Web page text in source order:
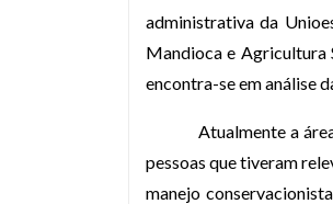
administrativa da
Mandioca e Agricultura
encontra-se em análise
Atualmente a
pessoas que tiveram
manejo